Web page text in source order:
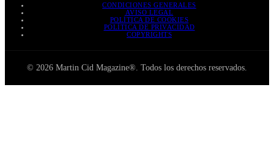
CONDICIONES GENERALES
AVISO LEGAL
POLÍTICA DE COOKIES
POLÍTICA DE PRIVACIDAD
COPYRIGHTS
© 2026 Martin Cid Magazine®. Todos los derechos reservados.